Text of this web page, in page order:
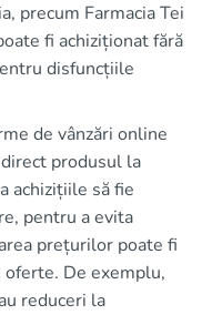
precum Farmacia Tei
fi achiziționat fără
disfuncțiile
de vânzări online
produsul la
achizițiile să fie
pentru a evita
prețurilor poate fi
De exemplu,
reduceri la